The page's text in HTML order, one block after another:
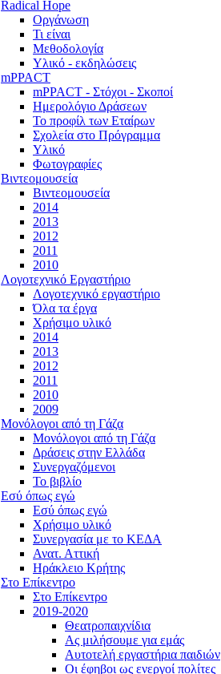
Radical Hope
Οργάνωση
Τι είναι
Μεθοδολογία
Υλικό - εκδηλώσεις
mPPACT
mPPACT - Στόχοι - Σκοποί
Ημερολόγιο Δράσεων
Το προφίλ των Εταίρων
Σχολεία στο Πρόγραμμα
Υλικό
Φωτογραφίες
Βιντεομουσεία
Βιντεομουσεία
2014
2013
2012
2011
2010
Λογοτεχνικό Εργαστήριο
Λογοτεχνικό εργαστήριο
Όλα τα έργα
Χρήσιμο υλικό
2014
2013
2012
2011
2010
2009
Μονόλογοι από τη Γάζα
Μονόλογοι από τη Γάζα
Δράσεις στην Ελλάδα
Συνεργαζόμενοι
To βιβλίο
Εσύ όπως εγώ
Εσύ όπως εγώ
Χρήσιμο υλικό
Συνεργασία με το ΚΕΔΑ
Ανατ. Αττική
Ηράκλειο Κρήτης
Στο Επίκεντρο
Στο Επίκεντρο
2019-2020
Θεατροπαιχνίδια
Ας μιλήσουμε για εμάς
Αυτοτελή εργαστήρια παιδιών
Οι έφηβοι ως ενεργοί πολίτες